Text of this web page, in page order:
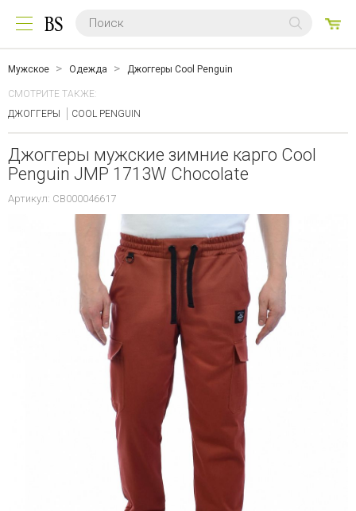
Мужское Одежда Джоггеры Cool Penguin
СМОТРИТЕ ТАКЖЕ:
ДЖОГГЕРЫ
COOL PENGUIN
Джоггеры мужские зимние карго Cool
Penguin JMP 1713W Chocolate
Артикул: CB000046617